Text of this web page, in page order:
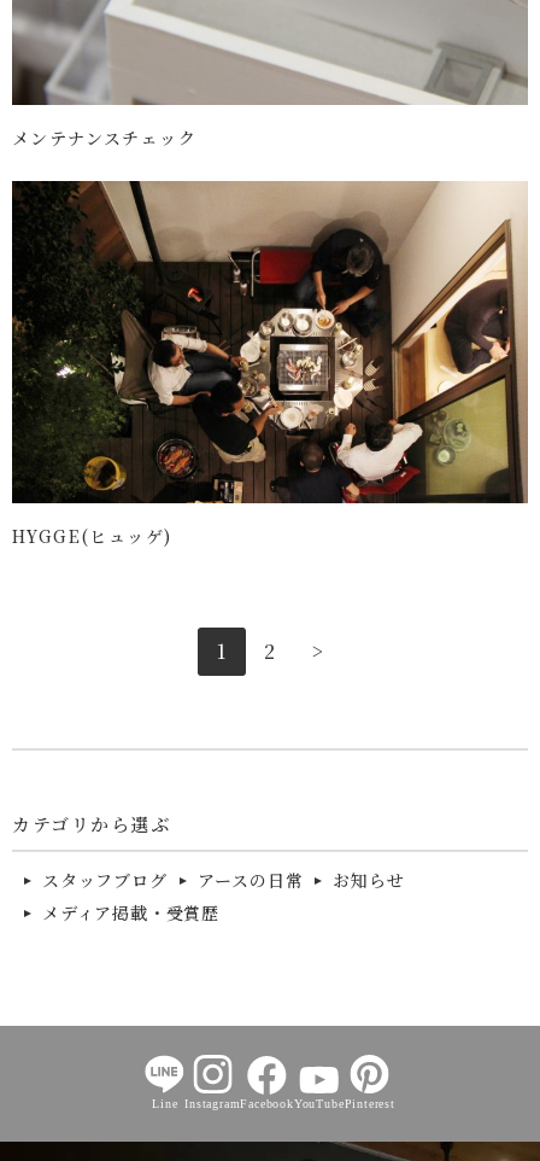
メンテナンスチェック
HYGGE(ヒュッゲ)
1 2 >
カテゴリから選ぶ
スタッフブログ アースの日常
お知らせ
メディア掲載・受賞歴
Line InstagramFacebookYouTubePinterest